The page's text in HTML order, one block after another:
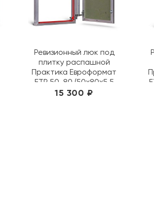
Ревизионный люк под
плитку распашной
Практика Евроформат
ЕТР 50-80 (50х80х5,5
см)
15 300 ₽